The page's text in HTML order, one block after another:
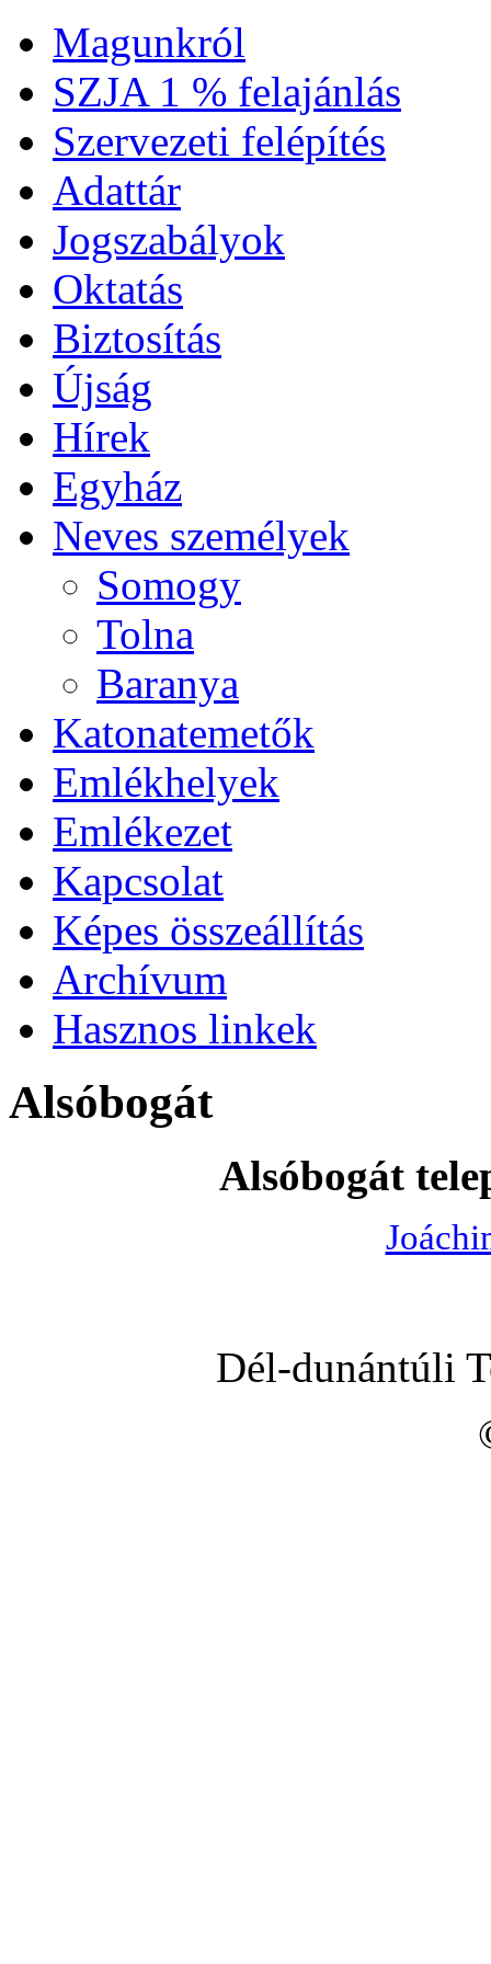
Magunkról
SZJA 1 % felajánlás
Szervezeti felépítés
Adattár
Jogszabályok
Oktatás
Biztosítás
Újság
Hírek
Egyház
Neves személyek
Somogy
Tolna
Baranya
Katonatemetők
Emlékhelyek
Emlékezet
Kapcsolat
Képes összeállítás
Archívum
Hasznos linkek
Alsóbogát
Alsóbogát
Dél-dunántúli